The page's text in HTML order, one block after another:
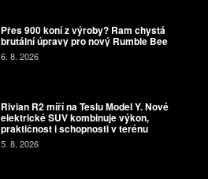
Přes 900 koní z výroby? Ram chystá
brutální úpravy pro nový Rumble Bee
6. 8. 2026
Rivian R2 míří na Teslu Model Y. Nové
elektrické SUV kombinuje výkon,
praktičnost i schopnosti v terénu
5. 8. 2026